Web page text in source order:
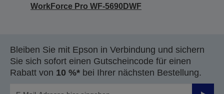
WorkForce Pro WF-5690DWF
Bleiben Sie mit Epson in Verbindung und sichern
Sie sich sofort einen Gutscheincode für einen
Rabatt von 10 %* bei Ihrer nächsten Bestellung.